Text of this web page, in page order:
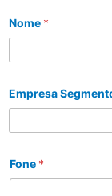
Nome *
Empresa
Fone *